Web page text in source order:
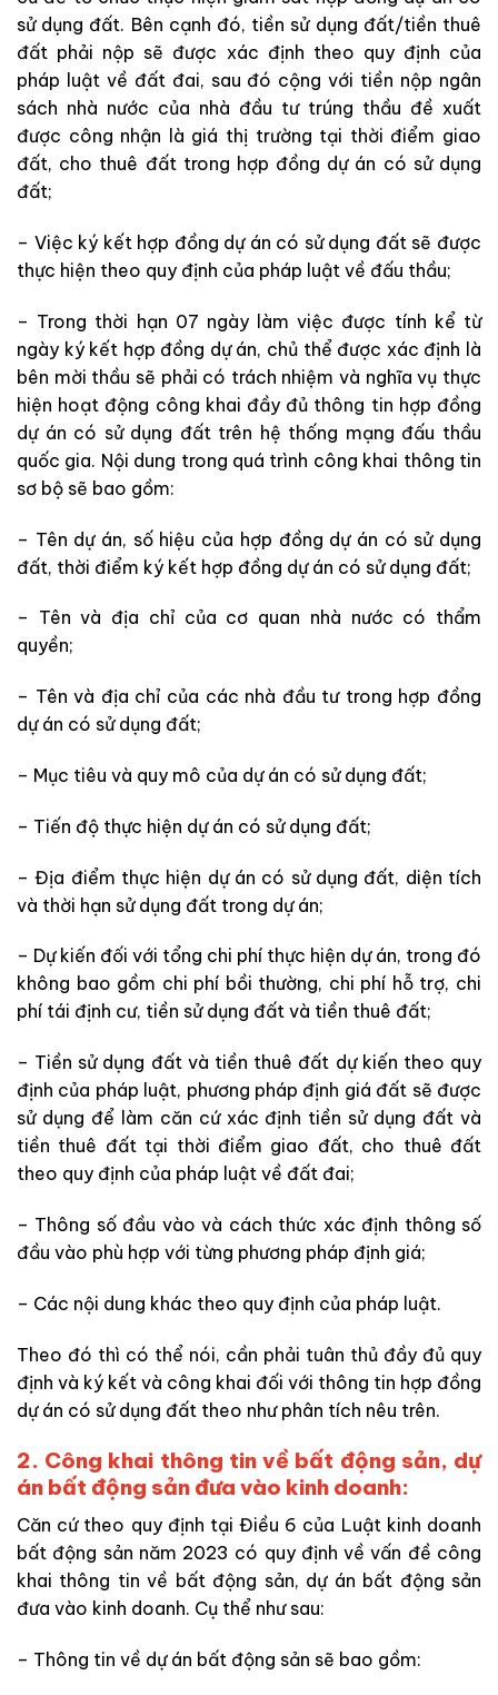
sử dụng đất. Bên cạnh đó, tiền sử dụng đất/tiền thuê
đất phải nộp sẽ được xác định theo quy định của
pháp luật về đất đai, sau đó cộng với tiền nộp ngân
sách nhà nước của nhà đầu tư trúng thầu đề xuất
được công nhận là giá thị trường tại thời điểm giao
đất, cho thuê đất trong hợp đồng dự án có sử dụng
đất;
– Việc ký kết hợp đồng dự án có sử dụng đất sẽ được
thực hiện theo quy định của pháp luật về đấu thầu;
– Trong thời hạn 07 ngày làm việc được tính kể từ
ngày ký kết hợp đồng dự án, chủ thể được xác định là
bên mời thầu sẽ phải có trách nhiệm và nghĩa vụ thực
hiện hoạt động công khai đầy đủ thông tin hợp đồng
dự án có sử dụng đất trên hệ thống mạng đấu thầu
quốc gia. Nội dung trong quá trình công khai thông tin
sơ bộ sẽ bao gồm:
– Tên dự án, số hiệu của hợp đồng dự án có sử dụng
đất, thời điểm ký kết hợp đồng dự án có sử dụng đất;
– Tên và địa chỉ của cơ quan nhà nước có thẩm
quyền;
– Tên và địa chỉ của các nhà đầu tư trong hợp đồng
dự án có sử dụng đất;
– Mục tiêu và quy mô của dự án có sử dụng đất;
– Tiến độ thực hiện dự án có sử dụng đất;
– Địa điểm thực hiện dự án có sử dụng đất, diện tích
và thời hạn sử dụng đất trong dự án;
– Dự kiến đối với tổng chi phí thực hiện dự án, trong đó
không bao gồm chi phí bồi thường, chi phí hỗ trợ, chi
phí tái định cư, tiền sử dụng đất và tiền thuê đất;
– Tiền sử dụng đất và tiền thuê đất dự kiến theo quy
định của pháp luật, phương pháp định giá đất sẽ được
sử dụng để làm căn cứ xác định tiền sử dụng đất và
tiền thuê đất tại thời điểm giao đất, cho thuê đất
theo quy định của pháp luật về đất đai;
– Thông số đầu vào và cách thức xác định thông số
đầu vào phù hợp với từng phương pháp định giá;
– Các nội dung khác theo quy định của pháp luật.
Theo đó thì có thể nói, cần phải tuân thủ đầy đủ quy
định và ký kết và công khai đối với thông tin hợp đồng
dự án có sử dụng đất theo như phân tích nêu trên.
2. Công khai thông tin về bất động sản, dự
án bất động sản đưa vào kinh doanh:
Căn cứ theo quy định tại Điều 6 của Luật kinh doanh
bất động sản năm 2023 có quy định về vấn đề công
khai thông tin về bất động sản, dự án bất động sản
đưa vào kinh doanh. Cụ thể như sau:
– Thông tin về dự án bất động sản sẽ bao gồm: